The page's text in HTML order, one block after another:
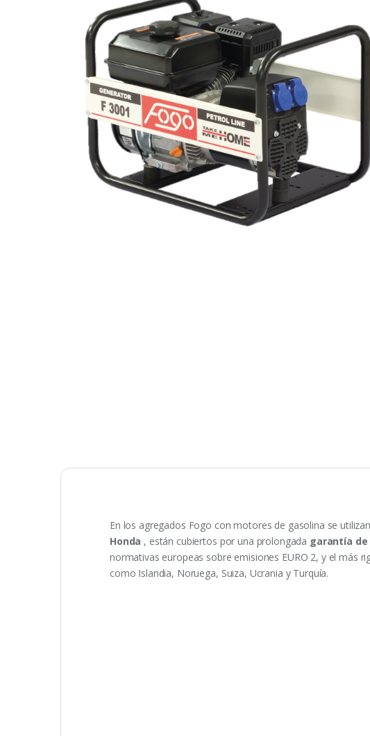
En los agregados Fogo con motores de gasolina se
Honda , están cubiertos por una prolongada garantía
normativas europeas sobre emisiones EURO 2, y el más
como Islandia, Noruega, Suiza, Ucrania y Turquía.